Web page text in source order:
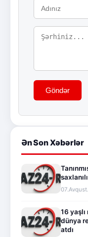
Göndər
Ən Son Xəbərlər
16
dünya
atdı